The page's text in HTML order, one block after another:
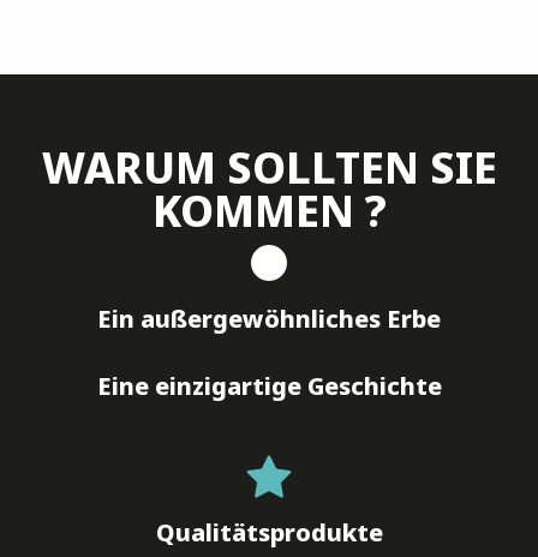
WARUM SOLLTEN SIE
KOMMEN ?
Ein außergewöhnliches Erbe
Eine einzigartige Geschichte
Qualitätsprodukte